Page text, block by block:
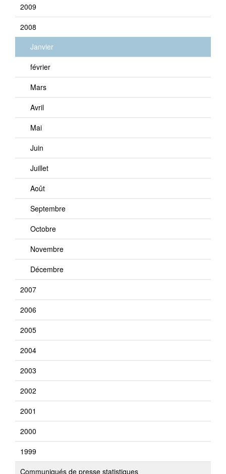
2009
2008
Janvier
février
Mars
Avril
Mai
Juin
Juillet
Août
Septembre
Octobre
Novembre
Décembre
2007
2006
2005
2004
2003
2002
2001
2000
1999
Communiqués de presse statistiques